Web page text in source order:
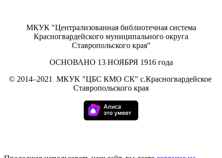
МКУК "Централизованная библиотечная система
Красногвардейского муниципального округа
Ставропольского края"
ОСНОВАНО 13 НОЯБРЯ 1916 года
© 2014–2021
МКУK "ЦБС КМО СК" с.Красногвардейское
Ставропольского края